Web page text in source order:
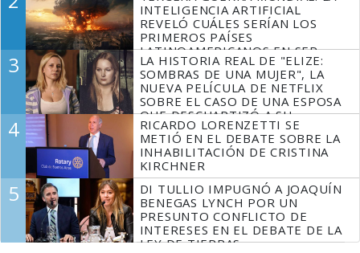
INTELIGENCIA ARTIFICIAL
REVELÓ CUÁLES SERÍAN LOS
PRIMEROS PAÍSES
LATINOAMERICANOS EN SER
DERROTADOS
3
LA HISTORIA REAL DE "ELIZE:
SOMBRAS DE UNA MUJER", LA
NUEVA PELÍCULA DE NETFLIX
SOBRE EL CASO DE UNA ESPOSA
QUE DESCUARTIZÓ A SU
MARIDO
4
RICARDO LORENZETTI SE
METIÓ EN EL DEBATE SOBRE LA
INHABILITACIÓN DE CRISTINA
KIRCHNER
5
DI TULLIO IMPUGNÓ A JOAQUÍN
BENEGAS LYNCH POR UN
PRESUNTO CONFLICTO DE
INTERESES EN EL DEBATE DE LA
LEY DE TIERRAS